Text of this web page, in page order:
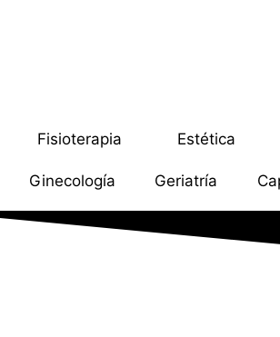
Fisioterapia Estética
Ginecología Geriatría